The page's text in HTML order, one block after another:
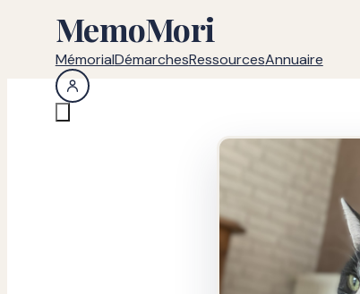
MemoMori
MémorialDémarchesRessourcesAnnuaire